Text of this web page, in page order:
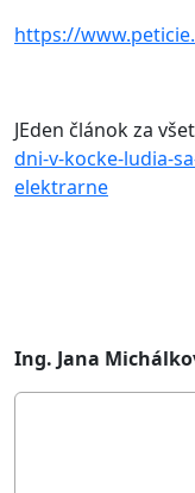
https://
JEden článok za
dni-v-kocke-ludia-
elektrarne
Ing. Jana